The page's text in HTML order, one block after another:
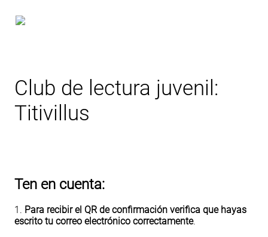
Club de lectura juvenil:
Titivillus
Ten en cuenta:
1. Para recibir el QR de confirmación verifica que hayas
escrito tu correo electrónico correctamente.